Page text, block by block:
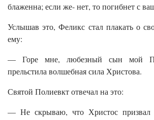
блаженна; если же- нет, то погибнет с
Услышав это, Феликс стал плакать о
ему:
— Горе мне, любезный сын мой
прельстила волшебная сила Христова.
Святой Полиевкт отвечал на это:
— Не скрываю, что Христос